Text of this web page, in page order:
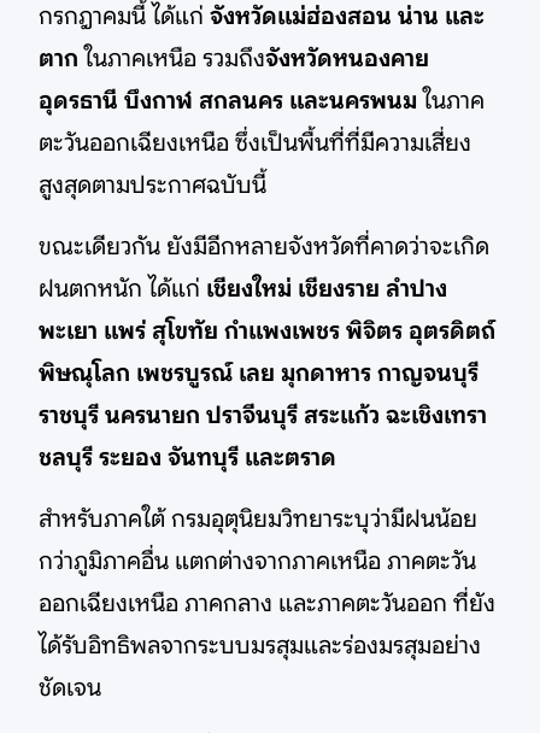
กรกฎาคมนี้ ได้แก่ จังหวัดแม่ฮ่องสอน น่าน และ
ตากในภาคเหนือ รวมถึงจังหวัดหนองคาย
อุดรธานี บึงกาฬ สกลนคร และนครพนมในภาค
ตะวันออกเฉียงเหนือ ซึ่งเป็นพื้นที่ที่มีความเสี่ยง
สูงสุดตามประกาศฉบับนี้
ขณะเดียวกัน ยังมีอีกหลายจังหวัดที่คาดว่าจะเกิด
ฝนตกหนัก ได้แก่ เชียงใหม่ เชียงราย ลำปาง
พะเยา แพร่ สุโขทัย กำแพงเพชร พิจิตร อุตรดิตถ์
พิษณุโลก เพชรบูรณ์ เลย มุกดาหาร กาญจนบุรี
ราชบุรี นครนายก ปราจีนบุรี สระแก้ว ฉะเชิงเทรา
ชลบุรี ระยอง จันทบุรี และตราด
สำหรับภาคใต้ กรมอุตุนิยมวิทยาระบุว่ามีฝนน้อย
กว่าภูมิภาคอื่น แตกต่างจากภาคเหนือ ภาคตะวัน
ออกเฉียงเหนือ ภาคกลาง และภาคตะวันออก ที่ยัง
ได้รับอิทธิพลจากระบบมรสุมและร่องมรสุมอย่าง
ชัดเจน